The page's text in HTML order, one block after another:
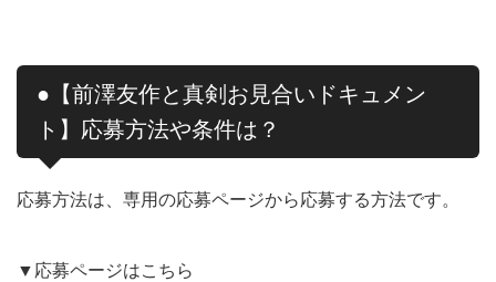
●【前澤友作と真剣お見合いドキュメン
ト】応募方法や条件は？
応募方法は、専用の応募ページから応募する方法です。
▼応募ページはこちら